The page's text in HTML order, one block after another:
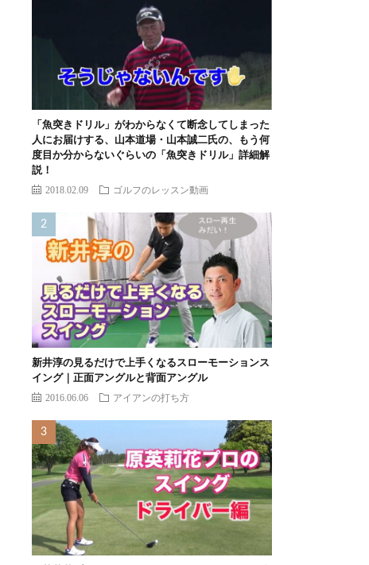
「魚突きドリル」がわからなくて断念してしまった
人にお届けする、山本道場・山本誠二氏の、もう何
度目か分からないぐらいの「魚突きドリル」詳細解
説！
2018.02.09 ゴルフのレッスン動画
新井淳の見るだけで上手くなるスローモーションス
イング｜正面アングルと背面アングル
2016.06.06 アイアンの打ち方